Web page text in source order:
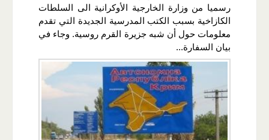
رسميا من وزارة الخارجية الأوكرانية الى السلطات
الكازاخية بسبب الكتب المدرسية الجديدة التي تقدم
معلومات حول أن شبه جزيرة القرم روسية. وجاء في
بيان السفارة...